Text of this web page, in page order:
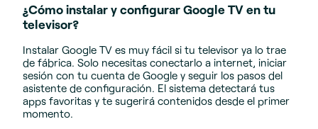
¿Cómo instalar y configurar Google TV en tu
televisor?
Instalar Google TV es muy fácil si tu televisor ya lo trae
de fábrica. Solo necesitas conectarlo a internet, iniciar
sesión con tu cuenta de Google y seguir los pasos del
asistente de configuración. El sistema detectará tus
apps favoritas y te sugerirá contenidos desde el primer
momento.